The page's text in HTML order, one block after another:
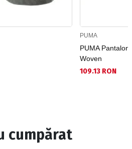
PUMA
PUMA
Woven
109.13 RON
cumpărat